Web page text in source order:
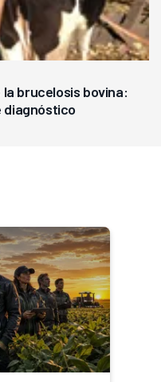
brucelosis bovina:
diagnóstico